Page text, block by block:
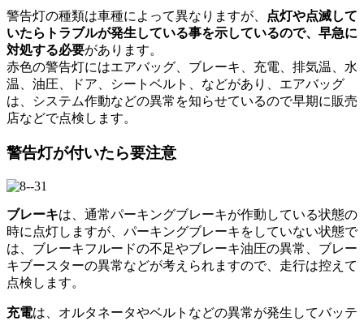
警告灯の種類は車種によって異なりますが、
点灯や点滅して
いたらトラブルが発生している事を示しているので、早急に
対処する必要があります。
赤色の警告灯にはエアバッグ、ブレーキ、充電、排気温、水
温、油圧、ドア、シートベルト、などがあり、エアバッグ
は、システム作動などの異常を知らせているので早期に販売
店などで点検します。
警告灯が付いたら要注意
ブレーキは、通常パーキングブレーキが作動している状態の
時に点灯しますが、パーキングブレーキをしていない状態で
は、ブレーキフルードの不足やブレーキ油圧の異常、ブレー
キブースターの異常などが考えられますので、走行は控えて
点検します。
充電は、オルタネータやベルトなどの異常が発生してバッテ